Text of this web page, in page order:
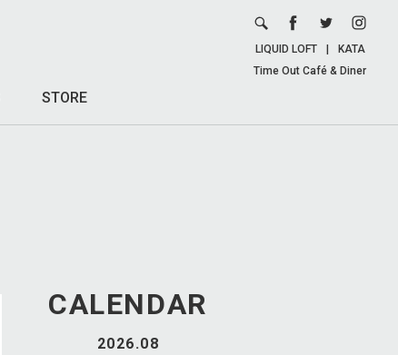
STORE
LIQUID LOFT
KATA
Time Out Café & Diner
CALENDAR
2026.08